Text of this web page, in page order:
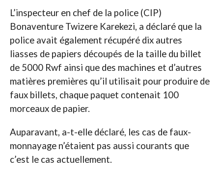
L’inspecteur en chef de la police (CIP)
Bonaventure Twizere Karekezi, a déclaré que la
police avait également récupéré dix autres
liasses de papiers découpés de la taille du billet
de 5000 Rwf ainsi que des machines et d’autres
matières premières qu’il utilisait pour produire de
faux billets, chaque paquet contenait 100
morceaux de papier.
Auparavant, a-t-elle déclaré, les cas de faux-
monnayage n’étaient pas aussi courants que
c’est le cas actuellement.